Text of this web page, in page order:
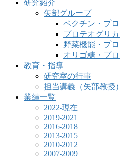
研究紹介
矢部グループ
ペクチン・プロ
プロテオグリ
野菜機能・プロ
オリゴ糖・プロ
教育・指導
研究室の行事
担当講義（矢部教授）
業績一覧
2022-現在
2019-2021
2016-2018
2013-2015
2010-2012
2007-2009